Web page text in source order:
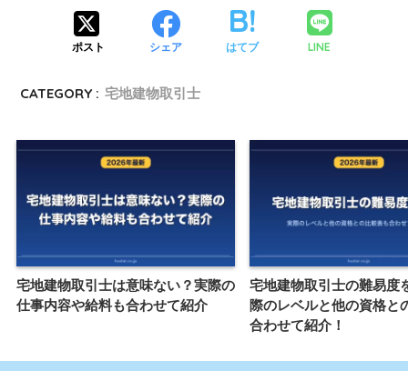
ポスト シェア はてブ LINE
CATEGORY : 宅地建物取引士
宅地建物取引士は意味ない？実際の
仕事内容や給料も合わせて紹介
宅地建物取引士の難易度
際のレベルと他の資格と
合わせて紹介！